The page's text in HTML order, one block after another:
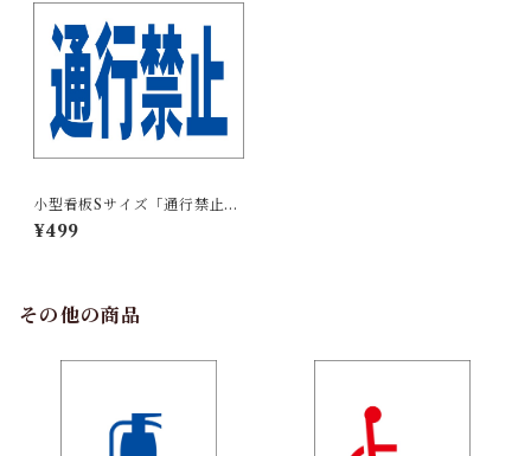
小型看板Sサイズ「通行禁止
（青字）」 屋外可【工場・現
場】
¥499
その他の商品